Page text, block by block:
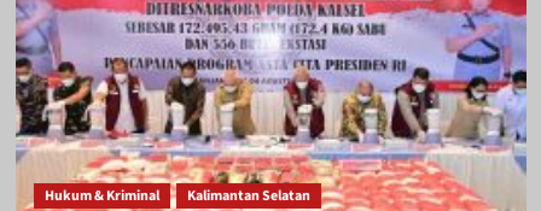
Hukum & Kriminal Kalimantan Selatan